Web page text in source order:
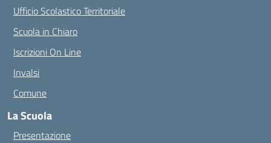
Ufficio Scolastico Territoriale
Scuola in Chiaro
Iscrizioni On Line
Invalsi
Comune
La Scuola
Presentazione